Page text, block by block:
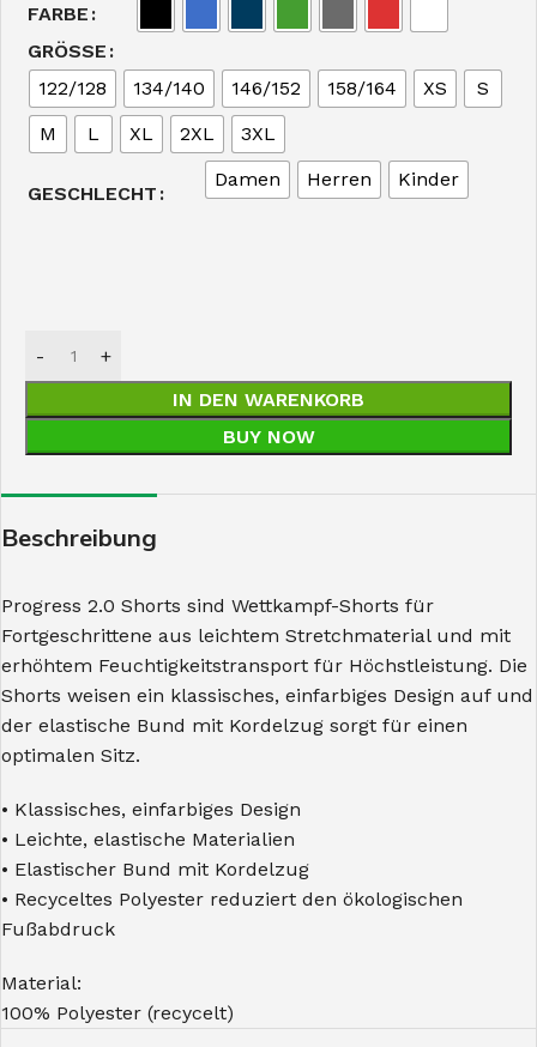
FARBE
GRÖSSE
122/128
134/140 146/152 158/164 XS
S
M
L XL 2XL 3XL
GESCHLECHT
Damen Herren Kinder
IN DEN WARENKORB
BUY NOW
Beschreibung
Progress 2.0 Shorts sind Wettkampf-Shorts für
Fortgeschrittene aus leichtem Stretchmaterial und mit
erhöhtem Feuchtigkeitstransport für Höchstleistung. Die
Shorts weisen ein klassisches, einfarbiges Design auf und
der elastische Bund mit Kordelzug sorgt für einen
optimalen Sitz.
• Klassisches, einfarbiges Design
• Leichte, elastische Materialien
• Elastischer Bund mit Kordelzug
• Recyceltes Polyester reduziert den ökologischen
Fußabdruck
Material:
100% Polyester (recycelt)